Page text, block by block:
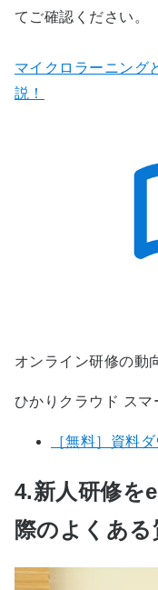
てご確認ください。
マイクロラーニング
説！
オンライン研修の動
ひかりクラウド ス
［無料］資料
4.新人研修を
際のよくある